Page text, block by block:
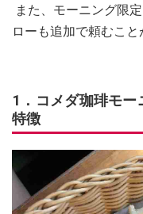
また、モーニング限
ローも追加で頼むこと
1．コメダ珈琲モ
特徴